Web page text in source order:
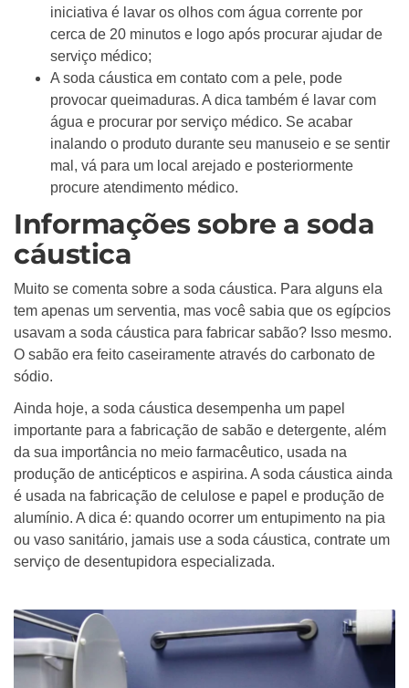
iniciativa é lavar os olhos com água corrente por
cerca de 20 minutos e logo após procurar ajudar de
serviço médico;
A soda cáustica em contato com a pele, pode
provocar queimaduras. A dica também é lavar com
água e procurar por serviço médico. Se acabar
inalando o produto durante seu manuseio e se sentir
mal, vá para um local arejado e posteriormente
procure atendimento médico.
Informações sobre a soda
cáustica
Muito se comenta sobre a soda cáustica. Para alguns ela
tem apenas um serventia, mas você sabia que os egípcios
usavam a soda cáustica para fabricar sabão? Isso mesmo.
O sabão era feito caseiramente através do carbonato de
sódio.
Ainda hoje, a soda cáustica desempenha um papel
importante para a fabricação de sabão e detergente, além
da sua importância no meio farmacêutico, usada na
produção de anticépticos e aspirina. A soda cáustica ainda
é usada na fabricação de celulose e papel e produção de
alumínio. A dica é: quando ocorrer um entupimento na pia
ou vaso sanitário, jamais use a soda cáustica, contrate um
serviço de desentupidora especializada.